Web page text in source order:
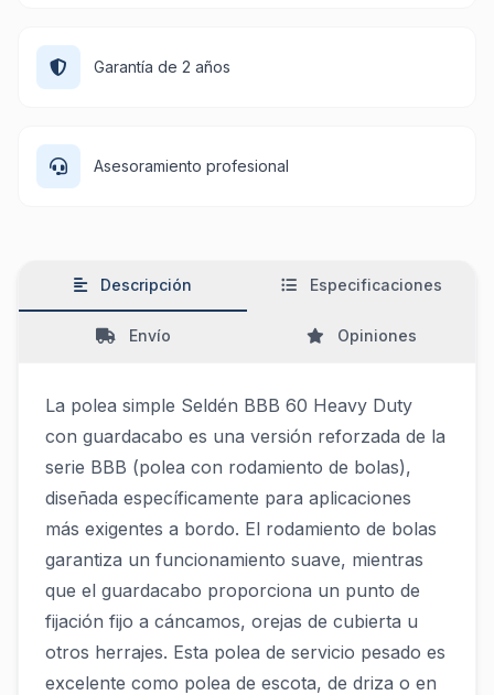
Garantía de 2 años
Asesoramiento profesional
Descripción Especificaciones
Envío Opiniones
La polea simple Seldén BBB 60 Heavy Duty
con guardacabo es una versión reforzada de la
serie BBB (polea con rodamiento de bolas),
diseñada específicamente para aplicaciones
más exigentes a bordo. El rodamiento de bolas
garantiza un funcionamiento suave, mientras
que el guardacabo proporciona un punto de
fijación fijo a cáncamos, orejas de cubierta u
otros herrajes. Esta polea de servicio pesado es
excelente como polea de escota, de driza o en